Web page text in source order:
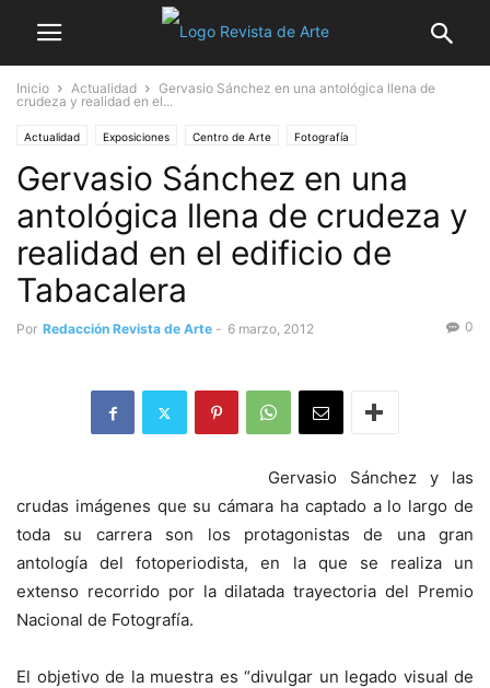
Inicio Actualidad
Gervasio Sánchez en una antológica llena de
crudeza y realidad en el...
Actualidad Exposiciones Centro de Arte Fotografía
Gervasio Sánchez en una
antológica llena de crudeza y
realidad en el edificio de
Tabacalera
Por Redacción Revista de Arte - 6 marzo, 2012 0
Gervasio Sánchez y las
crudas imágenes que su cámara ha captado a lo largo de
toda su carrera son los protagonistas de una gran
antología del fotoperiodista, en la que se realiza un
extenso recorrido por la dilatada trayectoria del Premio
Nacional de Fotografía.
El objetivo de la muestra es “divulgar un legado visual de